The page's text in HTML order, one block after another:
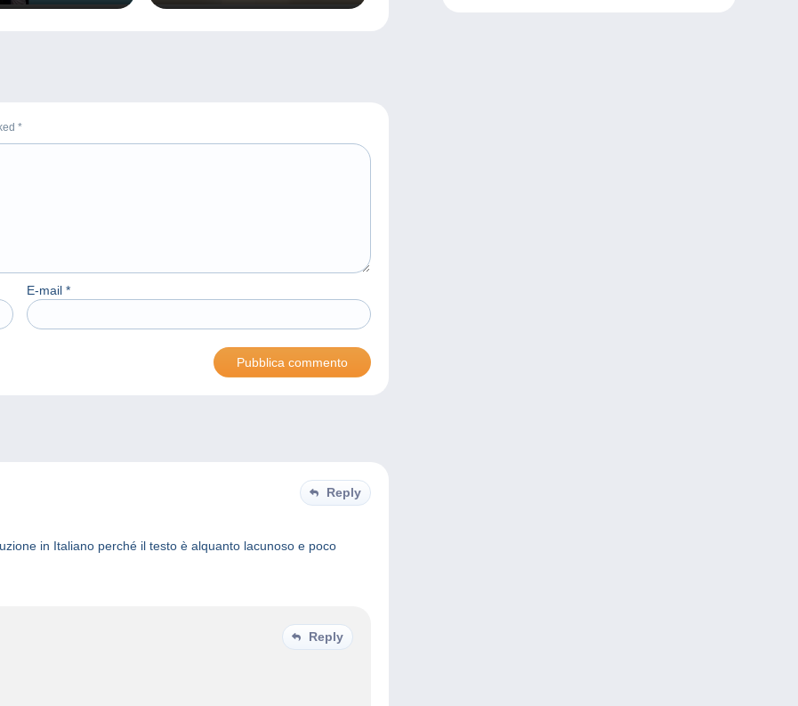
*
E-mail *
Reply
in Italiano perché il testo è alquanto lacunoso e poco
Reply